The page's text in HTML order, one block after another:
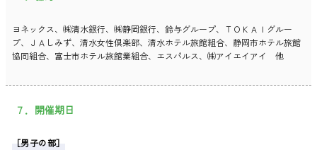
ヨネックス、㈱清水銀行、㈱静岡銀行、鈴与グループ、ＴＯＫＡＩグルー
プ、ＪＡしみず、清水女性倶楽部、清水ホテル旅館組合、静岡市ホテル旅館
協同組合、富士市ホテル旅館業組合、エスパルス、㈱アイエイアイ 他
７．開催期日
［男子の部］